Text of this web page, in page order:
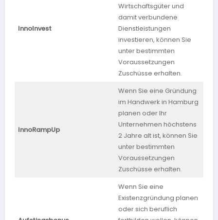
InnoInvest
Wirtschaftsgüter und
damit verbundene
Dienstleistungen
investieren, können Sie
unter bestimmten
Voraussetzungen
Zuschüsse erhalten.
InnoRampUp
Wenn Sie eine Gründung
im Handwerk in Hamburg
planen oder Ihr
Unternehmen höchstens
2 Jahre alt ist, können Sie
unter bestimmten
Voraussetzungen
Zuschüsse erhalten.
Wenn Sie eine
Existenzgründung planen
oder sich beruflich